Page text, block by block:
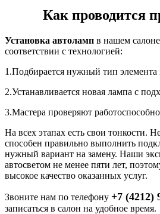
Как проводится
Установка автоламп в нашем
соответствии с технологией:
1.Подбирается нужный тип элемента
2.Устанавливается новая лампа с
3.Мастера проверяют
На всех этапах есть свои тонкости.
способен правильно выполнить
нужный вариант на замену. Наши
автосветом не менее пяти лет,
высокое качество оказанных услуг.
Звоните нам по телефону +7 (4212)
записаться в салон на удобное время.